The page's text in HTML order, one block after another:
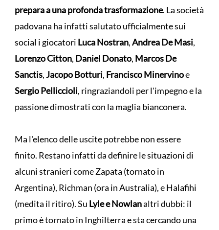
prepara a una profonda trasformazione. La società
padovana ha infatti salutato ufficialmente sui
social i giocatori Luca Nostran,Andrea De Masi,
Lorenzo Citton, Daniel Donato, Marcos De
Sanctis,Jacopo Botturi, Francisco Minervinoe
Sergio Pelliccioli, ringraziandoli per l'impegno e la
passione dimostrati con la maglia bianconera.
Ma l'elenco delle uscite potrebbe non essere
finito. Restano infatti da definire le situazioni di
alcuni stranieri come Zapata (tornato in
Argentina), Richman (ora in Australia), e Halafihi
(medita il ritiro). Su Lyle eNowlanaltri dubbi: il
primo è tornato in Inghilterra e sta cercando una